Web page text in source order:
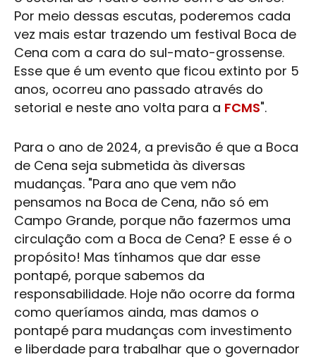
Por meio dessas escutas, poderemos cada
vez mais estar trazendo um festival Boca de
Cena com a cara do sul-mato-grossense.
Esse que é um evento que ficou extinto por 5
anos, ocorreu ano passado através do
setorial e neste ano volta para a FCMS".
Para o ano de 2024, a previsão é que a Boca
de Cena seja submetida às diversas
mudanças. "Para ano que vem não
pensamos na Boca de Cena, não só em
Campo Grande, porque não fazermos uma
circulação com a Boca de Cena? E esse é o
propósito! Mas tínhamos que dar esse
pontapé, porque sabemos da
responsabilidade. Hoje não ocorre da forma
como queríamos ainda, mas damos o
pontapé para mudanças com investimento
e liberdade para trabalhar que o governador